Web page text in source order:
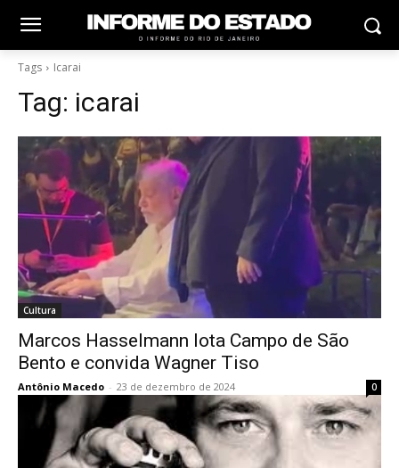
Tags Icarai
Tag: icarai
Cultura
Marcos Hasselmann lota Campo de São
Bento e convida Wagner Tiso
Antônio Macedo - 23 de dezembro de 2024 0